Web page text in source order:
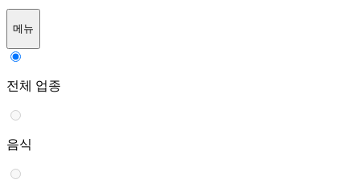
메뉴
전체 업종
음식